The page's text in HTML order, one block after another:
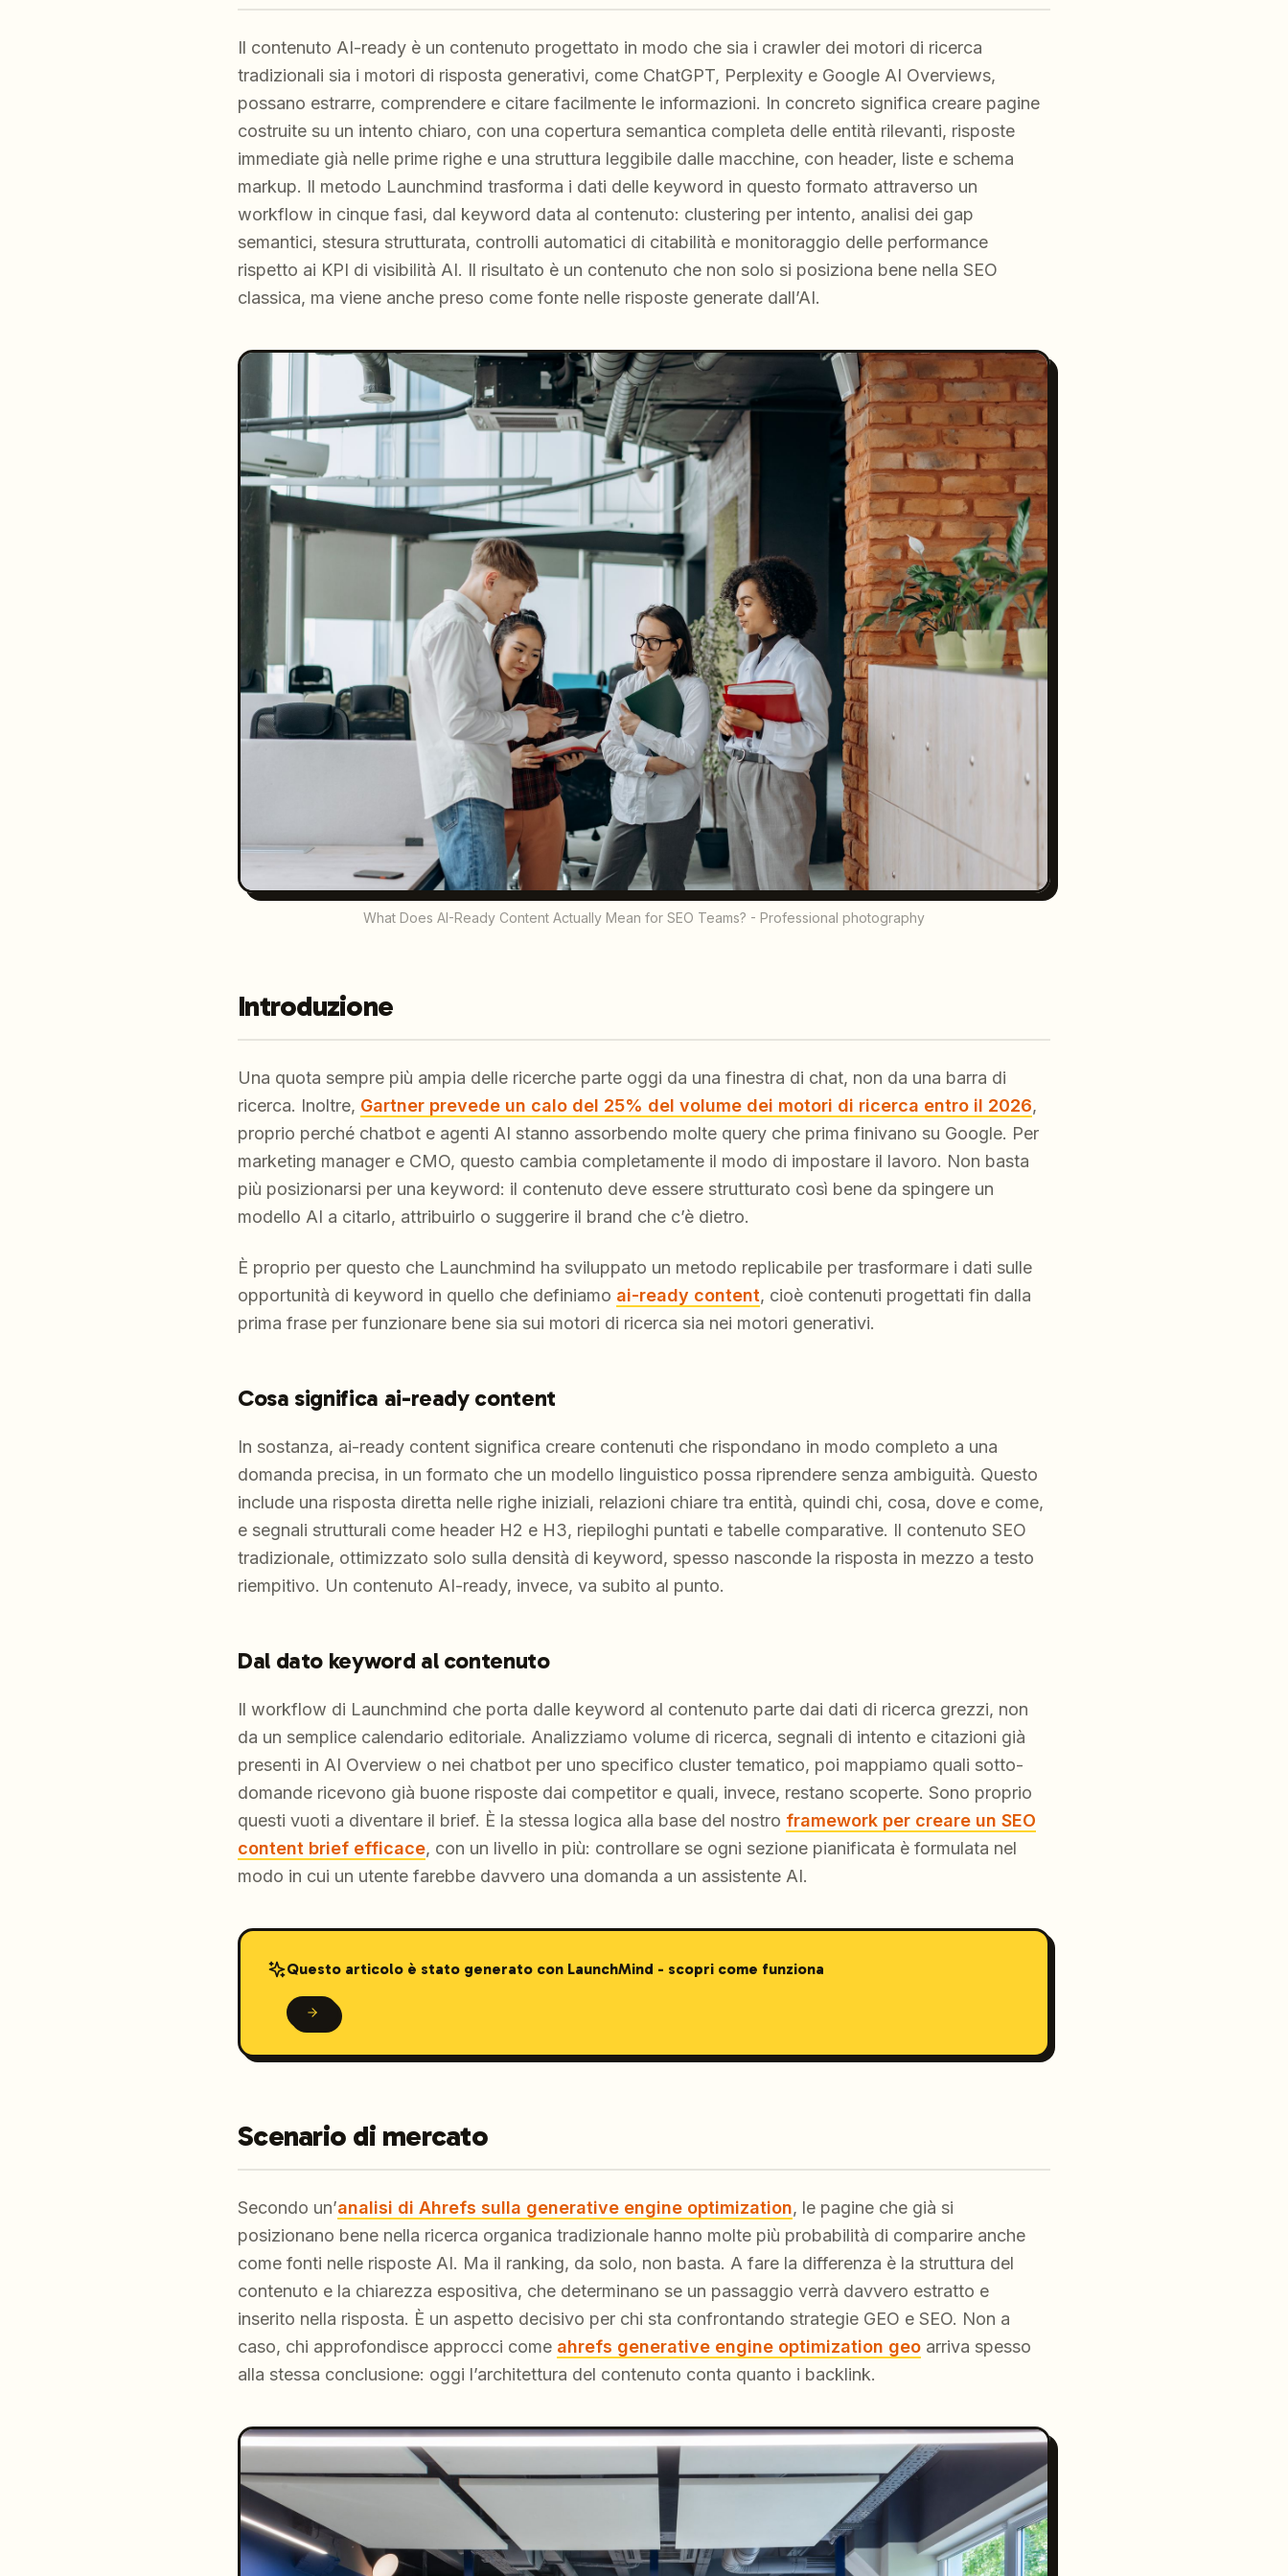
Il contenuto AI-ready è un contenuto progettato in modo che sia i crawler dei motori di ricerca
tradizionali sia i motori di risposta generativi, come ChatGPT, Perplexity e Google AI Overviews,
possano estrarre, comprendere e citare facilmente le informazioni. In concreto significa creare pagine
costruite su un intento chiaro, con una copertura semantica completa delle entità rilevanti, risposte
immediate già nelle prime righe e una struttura leggibile dalle macchine, con header, liste e schema
markup. Il metodo Launchmind trasforma i dati delle keyword in questo formato attraverso un
workflow in cinque fasi, dal keyword data al contenuto: clustering per intento, analisi dei gap
semantici, stesura strutturata, controlli automatici di citabilità e monitoraggio delle performance
rispetto ai KPI di visibilità AI. Il risultato è un contenuto che non solo si posiziona bene nella SEO
classica, ma viene anche preso come fonte nelle risposte generate dall’AI.
What Does AI-Ready Content Actually Mean for SEO Teams? - Professional photography
Introduzione
Una quota sempre più ampia delle ricerche parte oggi da una finestra di chat, non da una barra di
ricerca. Inoltre, Gartner prevede un calo del 25% del volume dei motori di ricerca entro il 2026,
proprio perché chatbot e agenti AI stanno assorbendo molte query che prima finivano su Google. Per
marketing manager e CMO, questo cambia completamente il modo di impostare il lavoro. Non basta
più posizionarsi per una keyword: il contenuto deve essere strutturato così bene da spingere un
modello AI a citarlo, attribuirlo o suggerire il brand che c’è dietro.
È proprio per questo che Launchmind ha sviluppato un metodo replicabile per trasformare i dati sulle
opportunità di keyword in quello che definiamo ai-ready content, cioè contenuti progettati fin dalla
prima frase per funzionare bene sia sui motori di ricerca sia nei motori generativi.
Cosa significa ai-ready content
In sostanza, ai-ready content significa creare contenuti che rispondano in modo completo a una
domanda precisa, in un formato che un modello linguistico possa riprendere senza ambiguità. Questo
include una risposta diretta nelle righe iniziali, relazioni chiare tra entità, quindi chi, cosa, dove e come,
e segnali strutturali come header H2 e H3, riepiloghi puntati e tabelle comparative. Il contenuto SEO
tradizionale, ottimizzato solo sulla densità di keyword, spesso nasconde la risposta in mezzo a testo
riempitivo. Un contenuto AI-ready, invece, va subito al punto.
Dal dato keyword al contenuto
Il workflow di Launchmind che porta dalle keyword al contenuto parte dai dati di ricerca grezzi, non
da un semplice calendario editoriale. Analizziamo volume di ricerca, segnali di intento e citazioni già
presenti in AI Overview o nei chatbot per uno specifico cluster tematico, poi mappiamo quali sotto-
domande ricevono già buone risposte dai competitor e quali, invece, restano scoperte. Sono proprio
questi vuoti a diventare il brief. È la stessa logica alla base del nostro framework per creare un SEO
content brief efficace, con un livello in più: controllare se ogni sezione pianificata è formulata nel
modo in cui un utente farebbe davvero una domanda a un assistente AI.
Questo articolo è stato generato con LaunchMind - scopri come funziona
Scenario di mercato
Secondo un’analisi di Ahrefs sulla generative engine optimization, le pagine che già si
posizionano bene nella ricerca organica tradizionale hanno molte più probabilità di comparire anche
come fonti nelle risposte AI. Ma il ranking, da solo, non basta. A fare la differenza è la struttura del
contenuto e la chiarezza espositiva, che determinano se un passaggio verrà davvero estratto e
inserito nella risposta. È un aspetto decisivo per chi sta confrontando strategie GEO e SEO. Non a
caso, chi approfondisce approcci come ahrefs generative engine optimization geo arriva spesso
alla stessa conclusione: oggi l’architettura del contenuto conta quanto i backlink.